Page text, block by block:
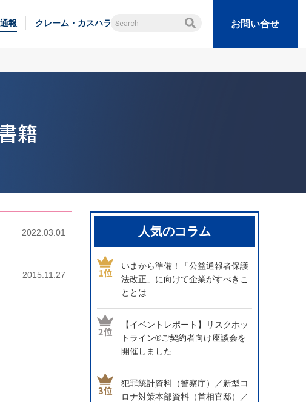
報 クレーム・カスハラ お問い合せ
籍
2022.03.01
2015.11.27
人気のコラム
いまから準備！「公益通報者保護
法改正」に向けて企業がすべきこ
ととは
【イベントレポート】リスクホッ
トライン®ご契約者向け座談会を
開催しました
犯罪統計資料（警察庁）／新型コ
ロナ対策本部資料（首相官邸）／